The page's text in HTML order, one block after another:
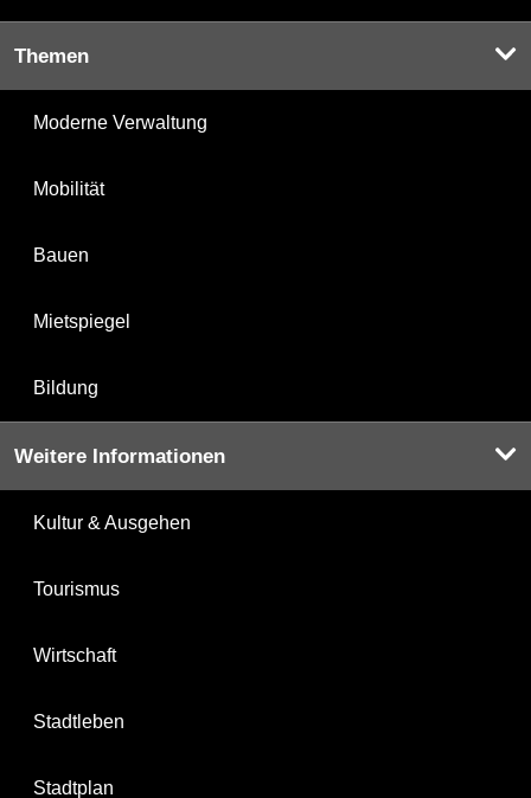
Themen
Moderne Verwaltung
Mobilität
Bauen
Mietspiegel
Bildung
Weitere Informationen
Kultur & Ausgehen
Tourismus
Wirtschaft
Stadtleben
Stadtplan